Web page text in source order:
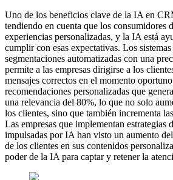
Uno de los beneficios clave de la IA en
tendiendo en cuenta que los consumidores
experiencias personalizadas, y la IA está
cumplir con esas expectativas. Los
segmentaciones automatizadas con una
permite a las empresas dirigirse a los
mensajes correctos en el momento
recomendaciones personalizadas que
una relevancia del 80%, lo que no solo
los clientes, sino que también incrementa
Las empresas que implementan estrategias
impulsadas por IA han visto un aumento
de los clientes en sus contenidos
poder de la IA para captar y retener la